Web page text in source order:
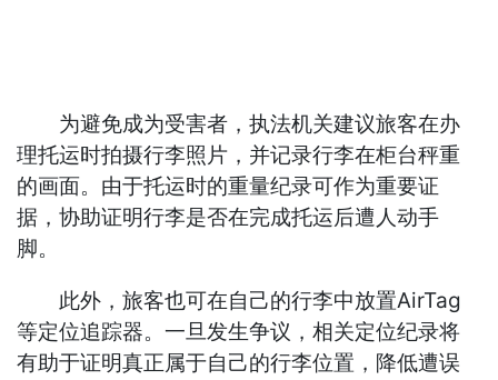
为避免成为受害者，执法机关建议旅客在办
理托运时拍摄行李照片，并记录行李在柜台秤重
的画面。由于托运时的重量纪录可作为重要证
据，协助证明行李是否在完成托运后遭人动手
脚。
此外，旅客也可在自己的行李中放置AirTag
等定位追踪器。一旦发生争议，相关定位纪录将
有助于证明真正属于自己的行李位置，降低遭误